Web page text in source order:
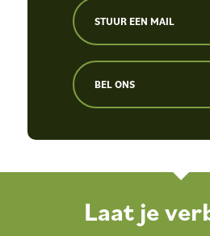
STUUR EEN MAIL
BEL ONS
Laat je